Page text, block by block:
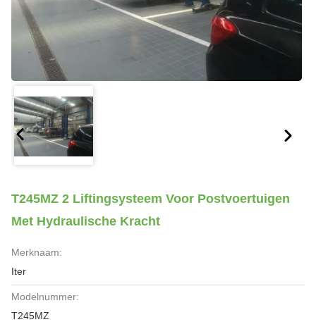
T245MZ 2 Liftingsysteem Voor Postvoertuigen
Met Hydraulische Kracht
Merknaam:
Iter
Modelnummer:
T245MZ